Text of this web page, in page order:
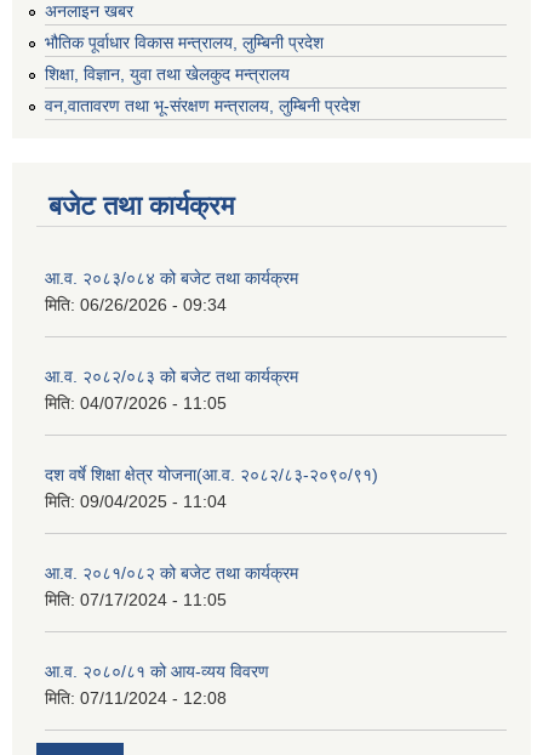
अनलाइन खबर
भौतिक पूर्वाधार विकास मन्त्रालय, लुम्बिनी प्रदेश
शिक्षा, विज्ञान, युवा तथा खेलकुद मन्‍‍त्रालय
वन,वातावरण तथा भू-संरक्षण मन्त्रालय, लुम्बिनी प्रदेश
बजेट तथा कार्यक्रम
आ.व. २०८३/०८४ को बजेट तथा कार्यक्रम
मिति: 06/26/2026 - 09:34
आ.व. २०८२/०८३ को बजेट तथा कार्यक्रम
मिति: 04/07/2026 - 11:05
दश वर्षे शिक्षा क्षेत्र योजना(आ.व. २०८२/८३-२०९०/९१)
मिति: 09/04/2025 - 11:04
आ.व. २०८१/०८२ को बजेट तथा कार्यक्रम
मिति: 07/17/2024 - 11:05
आ.व. २०८०/८१ को आय-व्यय विवरण
मिति: 07/11/2024 - 12:08